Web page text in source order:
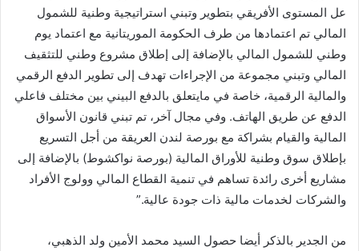
عل المستوى الأفريقي بتطوير وتبني استراتيجية وطنية للشمول
المالي تم اعتمادها من طرف الحكومة الموريتانية مع اعتماد يوم
وطني للشمول المالي بالإضافة إلى إطلاق مشروع وطني للتثقيف
المالي وتبني مجموعة من الإجراءات تهدف إلى تطوير الدفع الرقمي
والمالية الرقمية، خاصة في مايتعلق بالدفع البيني بين مختلف فاعلي
الدفع عن طريق الهاتف. وفي مجال آخر، تم تبني قانون الأسواق
المالية والقيام بشراكة مع بورصة لندن العريقة من أجل التسريع
بإطلاق سوق وطنية للأوراق المالية (بورصة نواكشوط) بالإضافة إلى
مشاريع أخرى رائدة تساهم في تنمية القطاع المالي وولوج الأفراد
والشركات لخدمات مالية ذات جودة عالية.”
من الجدير بالذكر أيضا حصول السيد محمد الأمين ولد الذهبي،